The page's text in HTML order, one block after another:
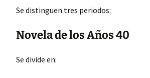
Se distinguen tres periodos:
Novela de los Años 40
Se divide en: